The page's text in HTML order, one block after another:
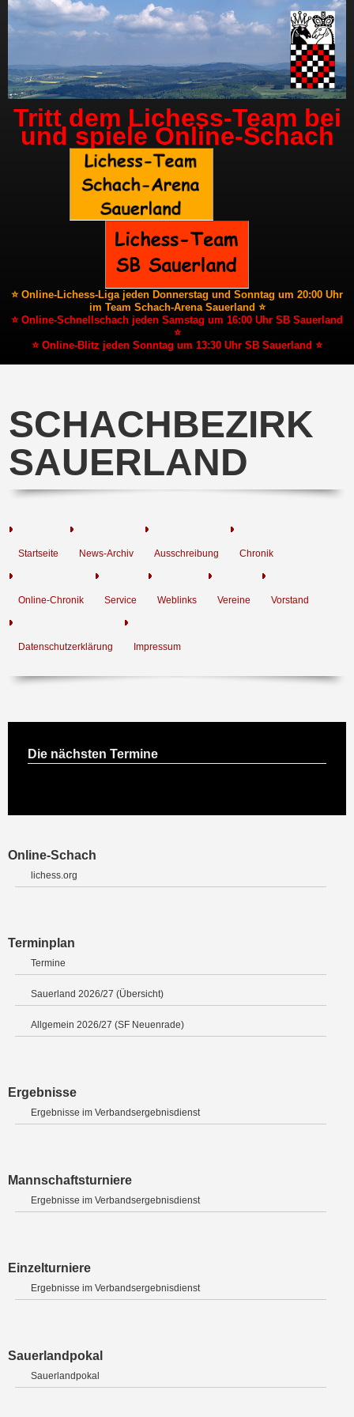
Tritt dem Lichess-Team bei
und spiele Online-Schach
⭐ Online-Lichess-Liga jeden Donnerstag und Sonntag um 20:00 Uhr
im Team Schach-Arena Sauerland ⭐
⭐ Online-Schnellschach jeden Samstag um 16:00 Uhr SB Sauerland
⭐
⭐ Online-Blitz jeden Sonntag um 13:30 Uhr SB Sauerland ⭐
SCHACHBEZIRK
SAUERLAND
Startseite News-Archiv Ausschreibung Chronik
Online-Chronik Service Weblinks Vereine Vorstand
Datenschutzerklärung Impressum
Die nächsten Termine
Online-Schach
lichess.org
Terminplan
Termine
Sauerland 2026/27 (Übersicht)
Allgemein 2026/27 (SF Neuenrade)
Ergebnisse
Ergebnisse im Verbandsergebnisdienst
Mannschaftsturniere
Ergebnisse im Verbandsergebnisdienst
Einzelturniere
Ergebnisse im Verbandsergebnisdienst
Sauerlandpokal
Sauerlandpokal